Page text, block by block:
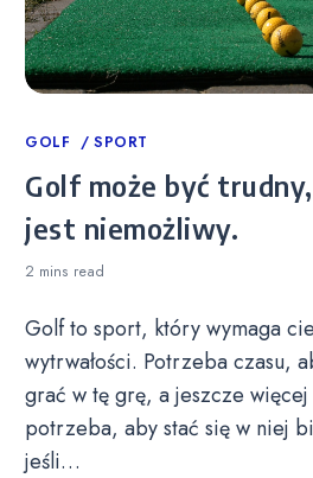
Categories
GOLF SPORT
Golf może być
jest niemożliwy.
2 mins read
Golf to sport, który wymaga
wytrwałości. Potrzeba czasu,
grać w tę grę, a jeszcze więcej
potrzeba, aby stać się w niej
jeśli…